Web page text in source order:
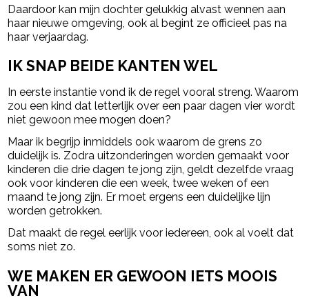
Daardoor kan mijn dochter gelukkig alvast wennen aan
haar nieuwe omgeving, ook al begint ze officieel pas na
haar verjaardag.
IK SNAP BEIDE KANTEN WEL
In eerste instantie vond ik de regel vooral streng. Waarom
zou een kind dat letterlijk over een paar dagen vier wordt
niet gewoon mee mogen doen?
Maar ik begrijp inmiddels ook waarom de grens zo
duidelijk is. Zodra uitzonderingen worden gemaakt voor
kinderen die drie dagen te jong zijn, geldt dezelfde vraag
ook voor kinderen die een week, twee weken of een
maand te jong zijn. Er moet ergens een duidelijke lijn
worden getrokken.
Dat maakt de regel eerlijk voor iedereen, ook al voelt dat
soms niet zo.
WE MAKEN ER GEWOON IETS MOOIS
VAN